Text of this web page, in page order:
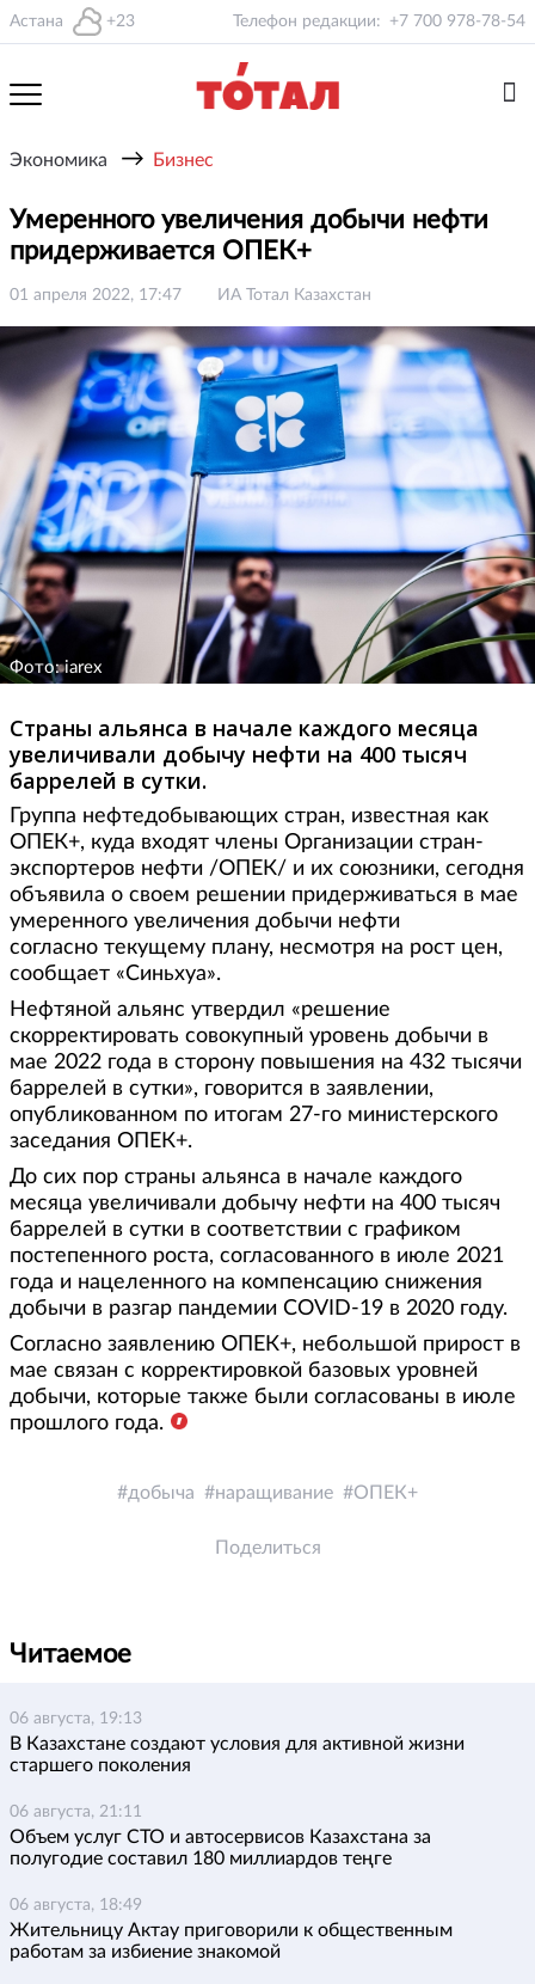
Астана +23 Телефон редакции: +7 700 978-78-54
Экономика → Бизнес
Умеренного увеличения добычи нефти
придерживается ОПЕК+
01 апреля 2022, 17:47 ИА Тотал Казахстан
Фото: iarex
Страны альянса в начале каждого месяца
увеличивали добычу нефти на 400 тысяч
баррелей в сутки.
Группа нефтедобывающих стран, известная как
ОПЕК+, куда входят члены Организации стран-
экспортеров нефти /ОПЕК/ и их союзники, сегодня
объявила о своем решении придерживаться в мае
умеренного увеличения добычи нефти
согласно текущему плану, несмотря на рост цен,
сообщает «Синьхуа».
Нефтяной альянс утвердил «решение
скорректировать совокупный уровень добычи в
мае 2022 года в сторону повышения на 432 тысячи
баррелей в сутки», говорится в заявлении,
опубликованном по итогам 27-го министерского
заседания ОПЕК+.
До сих пор страны альянса в начале каждого
месяца увеличивали добычу нефти на 400 тысяч
баррелей в сутки в соответствии с графиком
постепенного роста, согласованного в июле 2021
года и нацеленного на компенсацию снижения
добычи в разгар пандемии COVID-19 в 2020 году.
Согласно заявлению ОПЕК+, небольшой прирост в
мае связан с корректировкой базовых уровней
добычи, которые также были согласованы в июле
прошлого года.
добыча наращивание ОПЕК+
Поделиться
Читаемое
06 августа, 19:13
В Казахстане создают условия для активной жизни
старшего поколения
06 августа, 21:11
Объем услуг СТО и автосервисов Казахстана за
полугодие составил 180 миллиардов теңге
06 августа, 18:49
Жительницу Актау приговорили к общественным
работам за избиение знакомой